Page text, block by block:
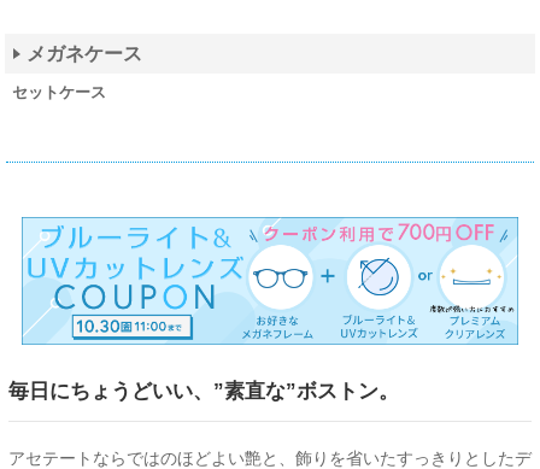
メガネケース
セットケース
毎日にちょうどいい、”素直な”ボストン。
アセテートならではのほどよい艶と、飾りを省いたすっきりとしたデ